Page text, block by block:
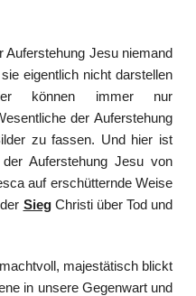
Auferstehung Jesu niemand
eigentlich nicht darstellen
können immer nur
der Auferstehung
zu fassen. Und hier ist
Auferstehung Jesu von
auf erschütternde Weise
SiegChristi über Tod und
majestätisch blickt
in unsere Gegenwart und